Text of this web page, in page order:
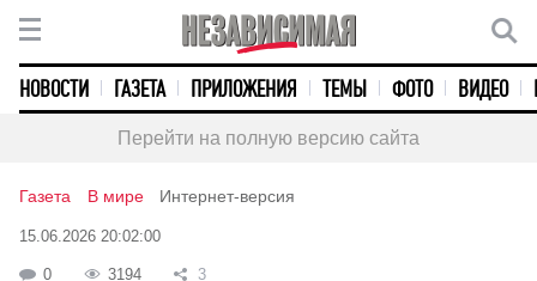
НОВОСТИ ГАЗЕТА ПРИЛОЖЕНИЯ ТЕМЫ ФОТО ВИДЕО
Перейти на полную версию сайта
Газета В мире Интернет-версия
15.06.2026 20:02:00
0 3194 3